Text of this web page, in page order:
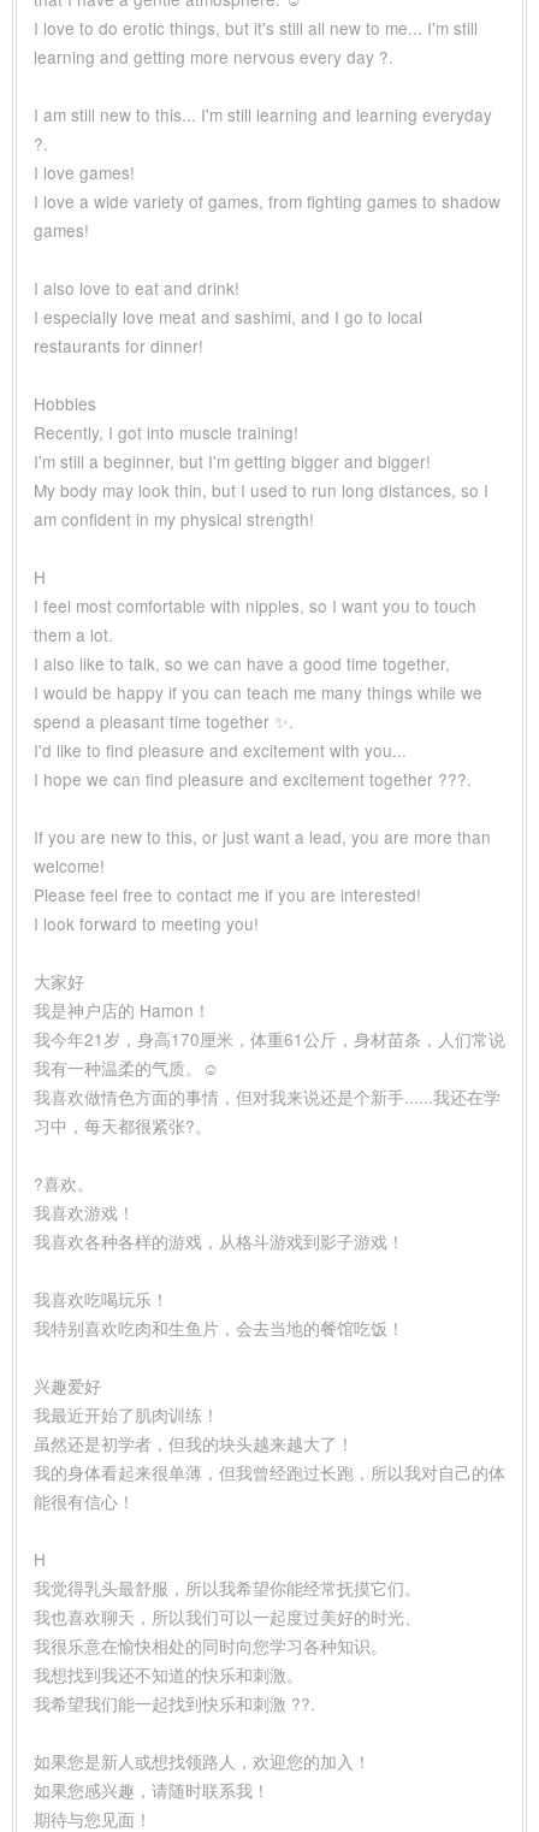
I love to do erotic things, but it's still all new to me... I'm still
learning and getting more nervous every day ?.
I am still new to this... I'm still learning and learning everyday
?.
I love games!
I love a wide variety of games, from fighting games to shadow
games!
I also love to eat and drink!
I especially love meat and sashimi, and I go to local
restaurants for dinner!
Hobbies
Recently, I got into muscle training!
I'm still a beginner, but I'm getting bigger and bigger!
My body may look thin, but I used to run long distances, so I
am confident in my physical strength!
H
I feel most comfortable with nipples, so I want you to touch
them a lot.
I also like to talk, so we can have a good time together,
I would be happy if you can teach me many things while we
spend a pleasant time together ✨.
I'd like to find pleasure and excitement with you...
I hope we can find pleasure and excitement together ???.
If you are new to this, or just want a lead, you are more than
welcome!
Please feel free to contact me if you are interested!
I look forward to meeting you!
大家好
我是神户店的 Hamon！
我今年21岁，身高170厘米，体重61公斤，身材苗条，人们常说
我有一种温柔的气质。☺️
我喜欢做情色方面的事情，但对我来说还是个新手......我还在学
习中，每天都很紧张?。
?喜欢。
我喜欢游戏！
我喜欢各种各样的游戏，从格斗游戏到影子游戏！
我喜欢吃喝玩乐！
我特别喜欢吃肉和生鱼片，会去当地的餐馆吃饭！
兴趣爱好
我最近开始了肌肉训练！
虽然还是初学者，但我的块头越来越大了！
我的身体看起来很单薄，但我曾经跑过长跑，所以我对自己的体
能很有信心！
H
我觉得乳头最舒服，所以我希望你能经常抚摸它们。
我也喜欢聊天，所以我们可以一起度过美好的时光、
我很乐意在愉快相处的同时向您学习各种知识。
我想找到我还不知道的快乐和刺激。
我希望我们能一起找到快乐和刺激 ??.
如果您是新人或想找领路人，欢迎您的加入！
如果您感兴趣，请随时联系我！
期待与您见面！